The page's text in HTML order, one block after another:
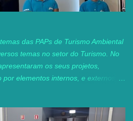
das PAPs de Turismo Ambiental
temas no setor do Turismo. No
os seus projetos,
elementos internos, e externos ao
do Mar, do IPL, Peniche, e